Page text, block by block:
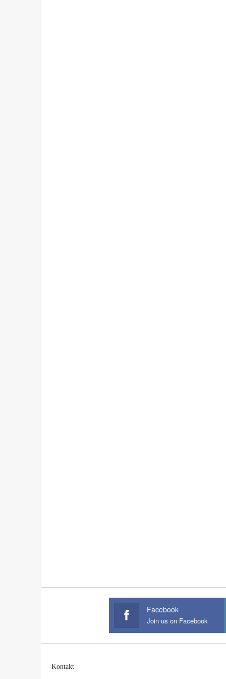
Facebook
Join us on Facebook
Kontakt